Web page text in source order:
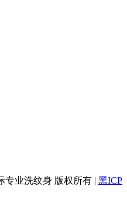
专业洗纹身 版权所有 | 黑ICP